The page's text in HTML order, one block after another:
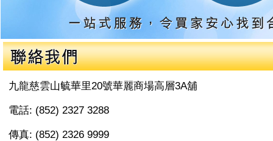
九龍慈雲山毓華里20號華麗商場高層3A舖
電話: (852) 2327 3288
傳真: (852) 2326 9999